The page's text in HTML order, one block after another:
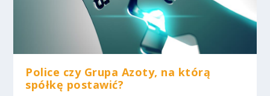
Police czy Grupa Azoty, na którą
spółkę postawić?